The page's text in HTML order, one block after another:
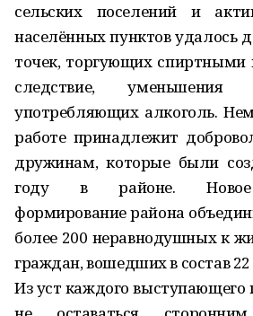
сельских поселений и
населённых пунктов удалось
точек, торгующих спиртными
следствие,
употребляющих алкоголь.
работе принадлежит
дружинам, которые были
году в районе. Новое
формирование района
более 200 неравнодушных к
граждан, вошедших в состав
Из уст каждого выступающего